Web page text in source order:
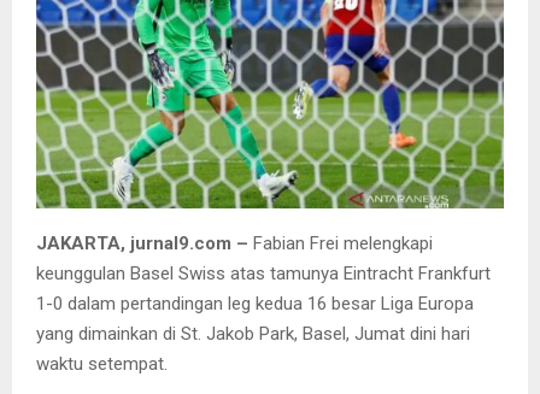
JAKARTA, jurnal9.com – Fabian Frei melengkapi
keunggulan Basel Swiss atas tamunya Eintracht Frankfurt
1-0 dalam pertandingan leg kedua 16 besar Liga Europa
yang dimainkan di St. Jakob Park, Basel, Jumat dini hari
waktu setempat.